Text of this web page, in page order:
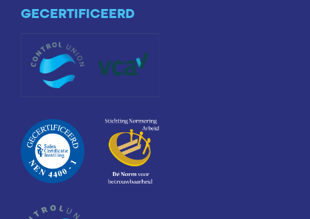
GECERTIFICEERD